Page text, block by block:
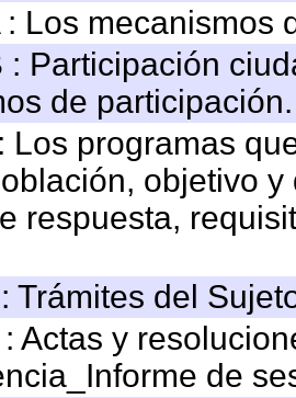
: Los mecanismos
: Participación
de participación.
Los programas
objetivo
respuesta,
Trámites del
: Actas y
de